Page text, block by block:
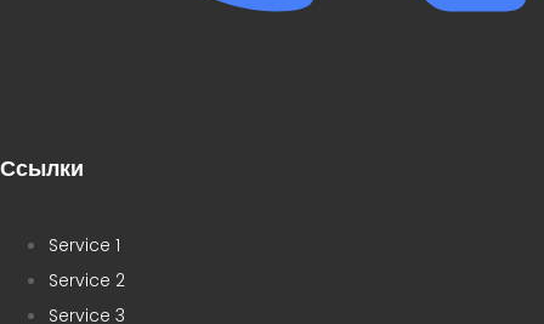
Ссылки
Service 1
Service 2
Service 3